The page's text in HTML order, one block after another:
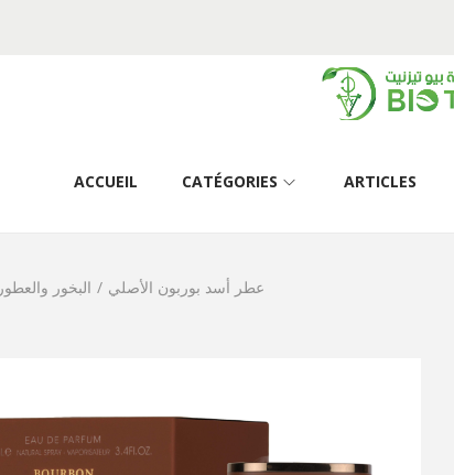
ACCUEIL CATÉGORIES ARTICLES
Encens et parfums البخور والعطور / عطر أسد بوربون الأصلي